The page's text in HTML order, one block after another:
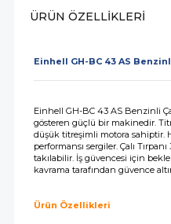
ÜRÜN ÖZELLIKLERI
Einhell GH-BC 43 AS
Einhell GH-BC 43 AS Benzinli
gösteren güçlü bir makinedir.
düşük titreşimli motora sahiptir.
performansı sergiler. Çalı
takılabilir. İş güvencesi için
kavrama tarafından güvence
Ürün Özellikleri